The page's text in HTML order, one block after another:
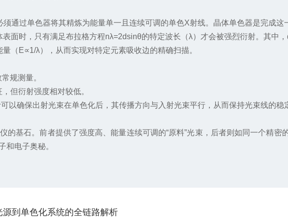
过单色器将其精炼为能量单一且连续可调的单色X射线。晶体单色器是完成这
时，只有满足布拉格方程nλ=2dsinθ的特定波长（λ）才会被强烈衍射。其中，
E∝1/λ），从而实现对特定元素吸收边的精确扫描。
规测量。
但衍射强度相对较低。
确保出射光束在单色化后，其传播方向与入射光束平行，从而保持光束线的稳
石。前者提供了强度高、能量连续可调的“原料”光束，后者则如同一个精密
和电子奥秘。
源到单色化系统的全链路解析